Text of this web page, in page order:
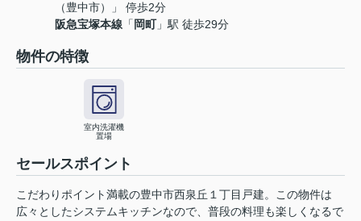
（豊中市）」 停歩2分
阪急宝塚本線 「 岡町」駅 徒歩29分
物件の特徴
室内洗濯機
置場
セールスポイント
こだわりポイント満載の豊中市西泉丘１丁目戸建。この物件は
広々としたシステムキッチンなので、普段の料理も楽しくなるで